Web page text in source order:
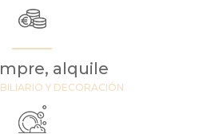
alquile
Y DECORACIÓN